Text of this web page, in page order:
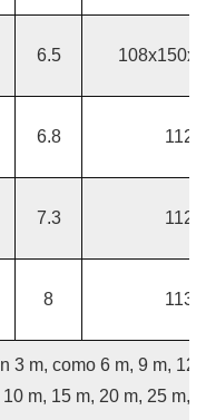
6.5
6.8
7.3
8
3 m, como 6 m, 9 m, 12
m, 15 m, 20 m, 25 m,